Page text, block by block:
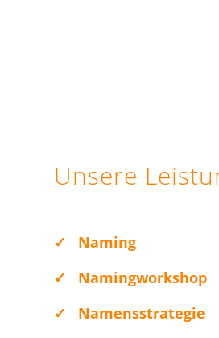
Unsere
✓
Naming
✓
Namingworkshop
✓
Namensstrategie